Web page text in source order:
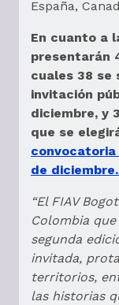
España,
En cuanto a
presentarán
cuales 38 se
invitación
diciembre, y
que se
de diciembre.
“El FIAV
Colombia
segunda
invitada,
territorios,
las historias